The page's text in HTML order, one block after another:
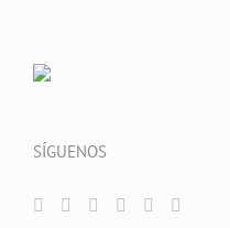
SÍGUENOS